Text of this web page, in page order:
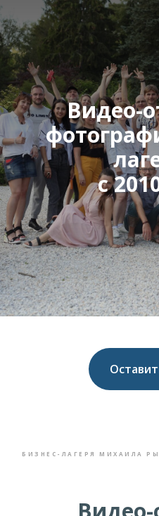
Видео-
с
БИЗНЕС-ЛАГЕРЯ МИХАИЛА